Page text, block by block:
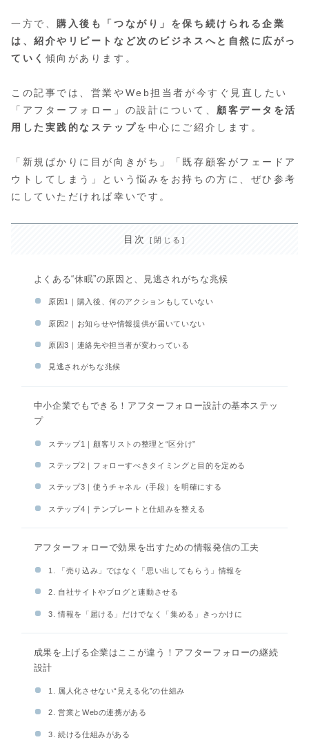
一方で、
購入後も「つながり」を保ち続けられる企業
は、紹介やリピートなど次のビジネスへと自然に広がっ
ていく 傾向があります。
この記事では、営業やWeb担当者が今すぐ見直したい
「アフターフォロー」の設計について、顧客データを活
用した実践的なステップを中心にご紹介します。
「新規ばかりに目が向きがち」「既存顧客がフェードア
ウトしてしまう」という悩みをお持ちの方に、ぜひ参考
にしていただければ幸いです。
目次
よくある“休眠”の原因と、見逃されがちな兆候
原因1｜購入後、何のアクションもしていない
原因2｜お知らせや情報提供が届いていない
原因3｜連絡先や担当者が変わっている
見逃されがちな兆候
中小企業でもできる！アフターフォロー設計の基本ステッ
プ
ステップ1｜顧客リストの整理と“区分け”
ステップ2｜フォローすべきタイミングと目的を定める
ステップ3｜使うチャネル（手段）を明確にする
ステップ4｜テンプレートと仕組みを整える
アフターフォローで効果を出すための情報発信の工夫
1. 「売り込み」ではなく「思い出してもらう」情報を
2. 自社サイトやブログと連動させる
3. 情報を「届ける」だけでなく「集める」きっかけに
成果を上げる企業はここが違う！アフターフォローの継続
設計
1. 属人化させない“見える化”の仕組み
2. 営業とWebの連携がある
3. 続ける仕組みがある